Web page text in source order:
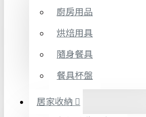
廚房用品
烘焙用具
隨身餐具
餐具杯盤
居家收納